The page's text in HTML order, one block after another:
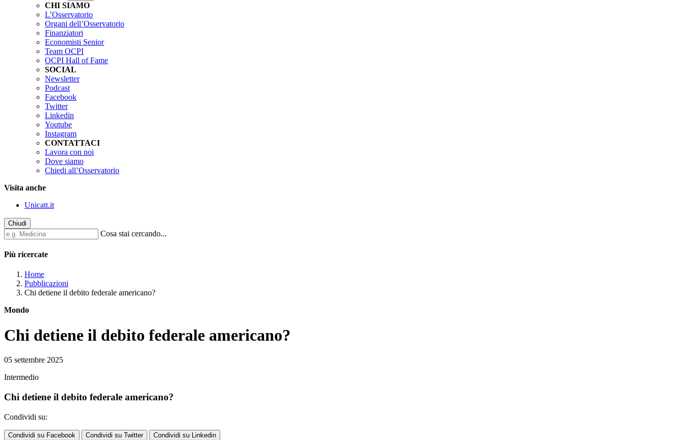
CHI SIAMO
L’Osservatorio
Organi dell’Osservatorio
Finanziatori
Economisti Senior
Team OCPI
OCPI Hall of Fame
SOCIAL
Newsletter
Podcast
Facebook
Twitter
Linkedin
Youtube
Instagram
CONTATTACI
Lavora con noi
Dove siamo
Chiedi all’Osservatorio
Visita anche
Unicatt.it
Chiudi
Cosa stai cercando...
Più ricercate
Home
Pubblicazioni
Chi detiene il debito federale americano?
Mondo
Chi detiene il debito federale americano?
05 settembre 2025
Intermedio
Chi detiene il debito federale americano?
Condividi su:
Condividi su Facebook Condividi su Twitter Condividi su Linkedin